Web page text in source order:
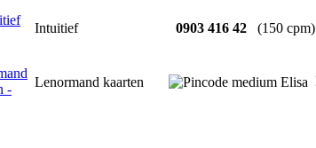
Intuitief 0903 416 42 (150 cpm)
Lenormand kaarten